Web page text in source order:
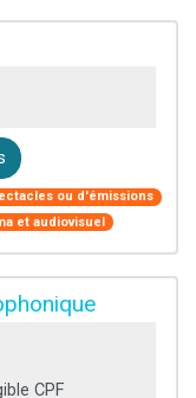
ou d'émissions
et audiovisuel
CPF